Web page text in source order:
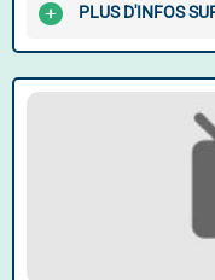
PLUS D'INFOS